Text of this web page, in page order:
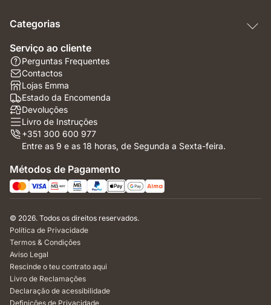
Categorias
Serviço ao cliente
Perguntas Frequentes
Contactos
Lojas Emma
Estado da Encomenda
Devoluções
Livro de Instruções
+351 300 600 977
Entre as 9 e as 18 horas, de Segunda a Sexta-feira.
Métodos de Pagamento
© 2026. Todos os direitos reservados.
Política de Privacidade
Termos & Condições
Aviso Legal
Rescinde o teu contrato aqui
Livro de Reclamações
Declaração de acessibilidade
Definições de Privacidade